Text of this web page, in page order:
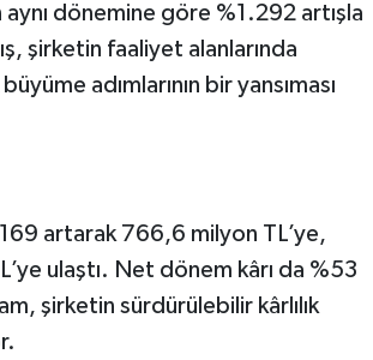
aynı dönemine göre %1.292 artışla
şirketin faaliyet alanlarında
adımlarının bir yansıması
artarak 766,6 milyon TL’ye,
ulaştı. Net dönem kârı da %53
şirketin sürdürülebilir kârlılık